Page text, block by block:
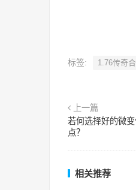
标签: 1.76传奇
上一篇
若何选择好的微
点？
相关推荐